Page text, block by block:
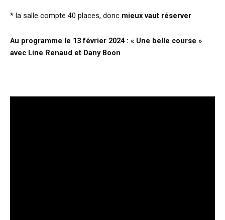
* la salle compte 40 places, donc mieux vaut réserver
Au programme le 13 février 2024 : « Une belle course »
avec Line Renaud et Dany Boon